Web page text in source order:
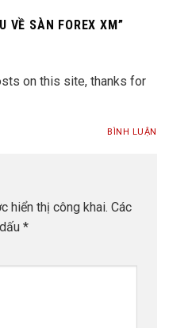
VỀ SÀN FOREX XM”
on this site, thanks for
BÌNH LUẬN
hiển thị công khai. Các
*